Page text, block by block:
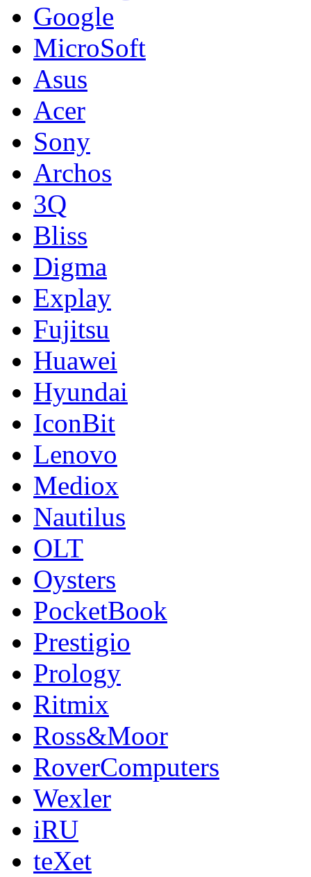
Google
MicroSoft
Asus
Acer
Sony
Archos
3Q
Bliss
Digma
Explay
Fujitsu
Huawei
Hyundai
IconBit
Lenovo
Mediox
Nautilus
OLT
Oysters
PocketBook
Prestigio
Prology
Ritmix
Ross&Moor
RoverComputers
Wexler
iRU
teXet